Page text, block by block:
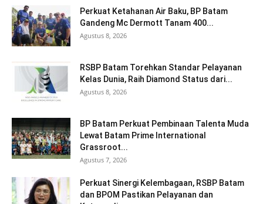
Perkuat Ketahanan Air Baku, BP Batam
Gandeng Mc Dermott Tanam 400...
Agustus 8, 2026
RSBP Batam Torehkan Standar Pelayanan
Kelas Dunia, Raih Diamond Status dari...
Agustus 8, 2026
BP Batam Perkuat Pembinaan Talenta Muda
Lewat Batam Prime International
Grassroot...
Agustus 7, 2026
Perkuat Sinergi Kelembagaan, RSBP Batam
dan BPOM Pastikan Pelayanan dan